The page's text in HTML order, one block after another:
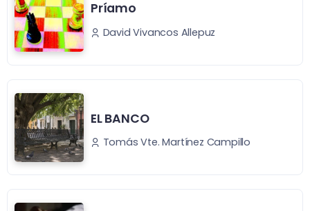
Príamo
David Vivancos Allepuz
EL BANCO
Tomás Vte. Martínez Campillo